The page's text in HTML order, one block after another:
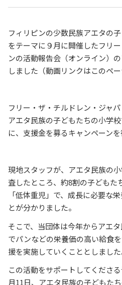
フィリピンの少数民族アエタの
をテーマに９月に開催したフリ
ンの活動報告会（オンライン）
しました（動画リンクはこのペー
フリー・ザ・チルドレン・ジャ
アエタ民族の子どもたちの小学
に、支援金を募るキャンペーンを
現地スタッフが、アエタ民族の
査したところ、約8割の子どもた
「低体重児」で、成⻑に必要な
とが分かりました。
そこで、当団体は今年からアエ
でパンなどの栄養価の高い給食
援を実施していくこととしました
この活動をサポートしてくださ
月11日、アエタ民族の子どもた